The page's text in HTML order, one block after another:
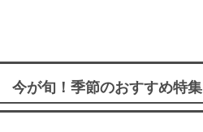
今が旬！季節のおすすめ特集